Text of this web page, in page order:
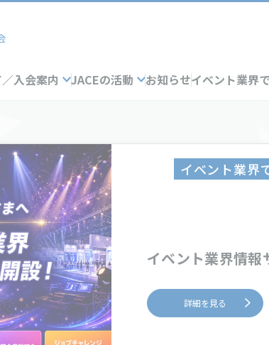
入会案内 JACEの活動 お知らせイベント業界
イベント業界
イベント業界情報
詳細を見る